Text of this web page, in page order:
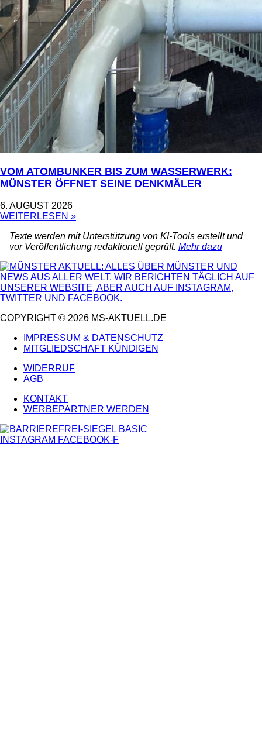
VOM ATOMBUNKER BIS ZUM WASSERWERK:
MÜNSTER ÖFFNET SEINE DENKMÄLER
6. AUGUST 2026
WEITERLESEN »
Texte werden mit Unterstützung von KI-Tools erstellt und
vor Veröffentlichung redaktionell geprüft. Mehr dazu
COPYRIGHT © 2026 MS-AKTUELL.DE
IMPRESSUM & DATENSCHUTZ
MITGLIEDSCHAFT KÜNDIGEN
WIDERRUF
AGB
KONTAKT
WERBEPARTNER WERDEN
INSTAGRAM FACEBOOK-F